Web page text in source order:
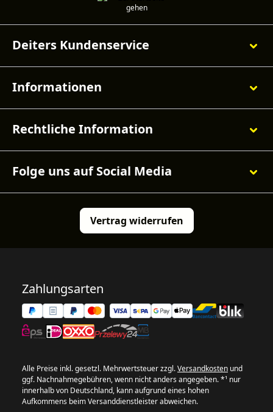
Deiters Kundenservice
Informationen
Rechtliche Information
Folge uns auf Social Media
Vertrag widerrufen
Zahlungsarten
Alle Preise inkl. gesetzl. Mehrwertsteuer zzgl.Versandkosten und
ggf. Nachnahmegebühren, wenn nicht anders angegeben. *¹ nur
innerhalb von Deutschland, kann aufgrund eines hohen
Aufkommens beim Versanddienstleister abweichen.